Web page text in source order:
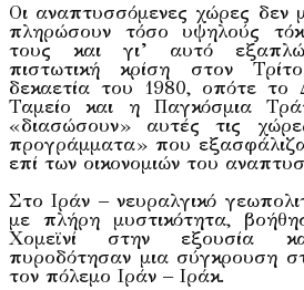
Οι αναπτυσσόμενες χώρες δεν
πληρώσουν τόσο υψηλούς
τους και γι’ αυτό
πιστωτική κρίση στον
δεκαετία του 1980, οπότε το
Ταμείο και η Παγκόσμια
«διασώσουν» αυτές τις
προγράμματα» που
επί των οικονομιών του
Στο Ιράν – νευραλγικό
με πλήρη μυστικότητα,
Χομεϊνί στην εξουσία
πυροδότησαν μια σύγκρουση
τον πόλεμο Ιράν – Ιράκ.